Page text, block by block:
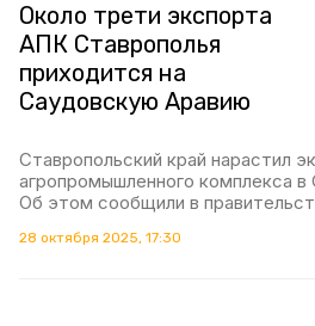
Около трети экспорта
АПК Ставрополья
приходится на
Саудовскую Аравию
Ставропольский край нарастил
агропромышленного комплекса
Об этом сообщили в
28 октября 2025, 17:30